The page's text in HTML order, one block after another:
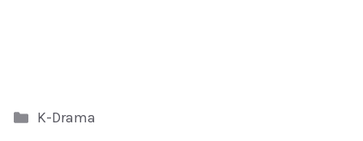
Kategori
K-Drama